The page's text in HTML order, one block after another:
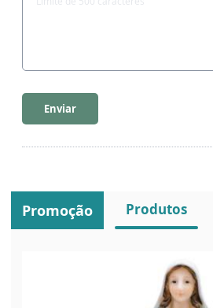
Enviar
Promoção Produtos